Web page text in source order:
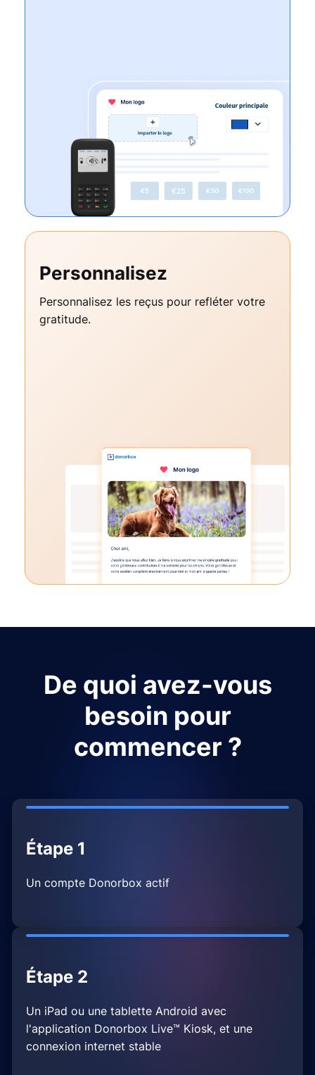
Personnalisez
Personnalisez les reçus pour refléter votre
gratitude.
De quoi avez-vous
besoin pour
commencer ?
Étape 1
Un compte Donorbox actif
Étape 2
Un iPad ou une tablette Android avec
l'application Donorbox Live™ Kiosk, et une
connexion internet stable